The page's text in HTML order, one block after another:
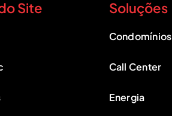
Site Soluções
Condomínios
Call Center
Energia